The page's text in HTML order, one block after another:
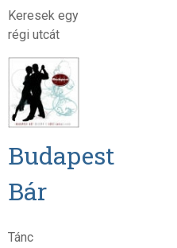
Keresek egy
régi utcát
Budapest
Bár
Tánc